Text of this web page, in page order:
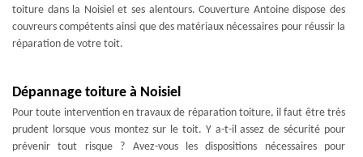
toiture dans la Noisiel et ses alentours. Couverture Antoine dispose des
couvreurs compétents ainsi que des matériaux nécessaires pour réussir la
réparation de votre toit.
Dépannage toiture à Noisiel
Pour toute intervention en travaux de réparation toiture, il faut être très
prudent lorsque vous montez sur le toit. Y a-t-il assez de sécurité pour
prévenir tout risque ? Avez-vous les dispositions nécessaires pour